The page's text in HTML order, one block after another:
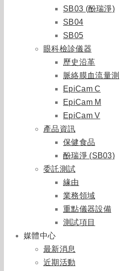
SB03 (酚瑞淨)
SB04
SB05
眼科檢診儀器
歷史沿革
脈絡膜血流量測
EpiCam C
EpiCam M
EpiCam V
產品資訊
保健食品
酚瑞淨 (SB03)
委託測試
緣由
業務領域
重點儀器設備
測試項目
媒體中心
最新消息
近期活動